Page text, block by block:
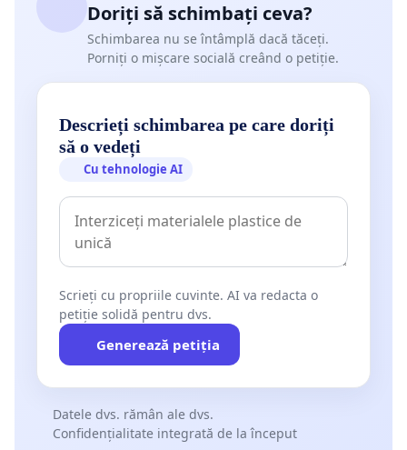
Doriți să schimbați ceva?
Schimbarea nu se întâmplă dacă tăceți.
Porniți o mișcare socială creând o petiție.
Descrieți schimbarea pe care doriți
să o vedeți
Cu tehnologie AI
Scrieți cu propriile cuvinte. AI va redacta o
petiție solidă pentru dvs.
Generează petiția
Datele dvs. rămân ale dvs.
Confidențialitate integrată de la început